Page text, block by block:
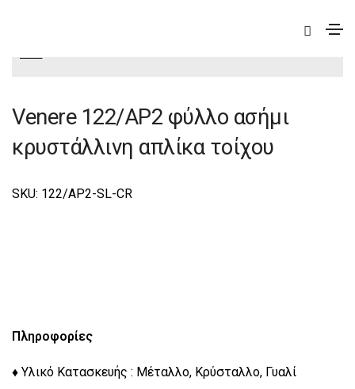
Venere Φωτιστικά Τοίχου-Απλίκες
Venere 122/AP2 φύλλο ασήμι
κρυστάλλινη απλίκα τοίχου
SKU: 122/AP2-SL-CR
Πληροφορίες
♦ Υλικό Κατασκευής : Μέταλλο, Κρύσταλλο, Γυαλί